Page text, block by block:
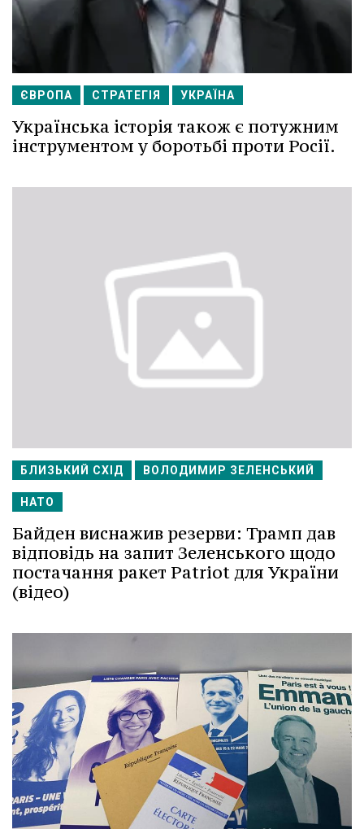
ЄВРОПА СТРАТЕГІЯ УКРАЇНА
Українська історія також є потужним
інструментом у боротьбі проти Росії.
БЛИЗЬКИЙ СХІД ВОЛОДИМИР ЗЕЛЕНСЬКИЙ
НАТО
Байден виснажив резерви: Трамп дав
відповідь на запит Зеленського щодо
постачання ракет Patriot для України
(відео)